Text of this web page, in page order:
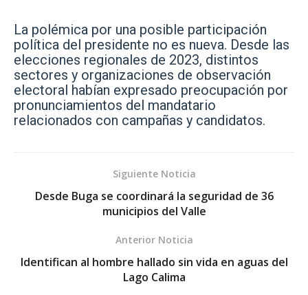
La polémica por una posible participación
política del presidente no es nueva. Desde las
elecciones regionales de 2023, distintos
sectores y organizaciones de observación
electoral habían expresado preocupación por
pronunciamientos del mandatario
relacionados con campañas y candidatos.
Siguiente Noticia
Desde Buga se coordinará la seguridad de 36
municipios del Valle
Anterior Noticia
Identifican al hombre hallado sin vida en aguas del
Lago Calima